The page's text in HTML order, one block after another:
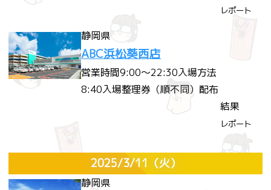
レポート
静岡県
ABC浜松葵西店
営業時間9:00～22:30入場方法
8:40入場整理券（順不同）配布
結果
レポート
2025/3/11 （火）
静岡県